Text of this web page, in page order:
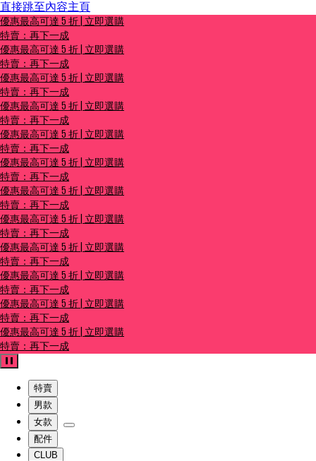
直接跳至內容主頁
優惠最高可達 5 折 | 立即選購
特賣：再下一成
優惠最高可達 5 折 | 立即選購
特賣：再下一成
優惠最高可達 5 折 | 立即選購
特賣：再下一成
優惠最高可達 5 折 | 立即選購
特賣：再下一成
優惠最高可達 5 折 | 立即選購
特賣：再下一成
優惠最高可達 5 折 | 立即選購
特賣：再下一成
優惠最高可達 5 折 | 立即選購
特賣：再下一成
優惠最高可達 5 折 | 立即選購
特賣：再下一成
優惠最高可達 5 折 | 立即選購
特賣：再下一成
優惠最高可達 5 折 | 立即選購
特賣：再下一成
優惠最高可達 5 折 | 立即選購
特賣：再下一成
優惠最高可達 5 折 | 立即選購
特賣：再下一成
優惠最高可達 5 折 | 立即選購
特賣：再下一成
特賣
男款
女款
配件
CLUB